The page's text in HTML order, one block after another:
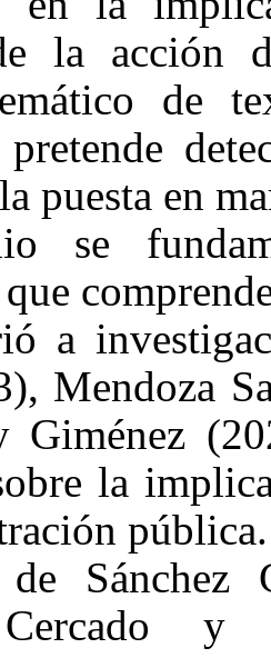
la acción
de
puesta en
se
a
Mendoza
Giménez
la
pública.
Sánchez
Cercado y